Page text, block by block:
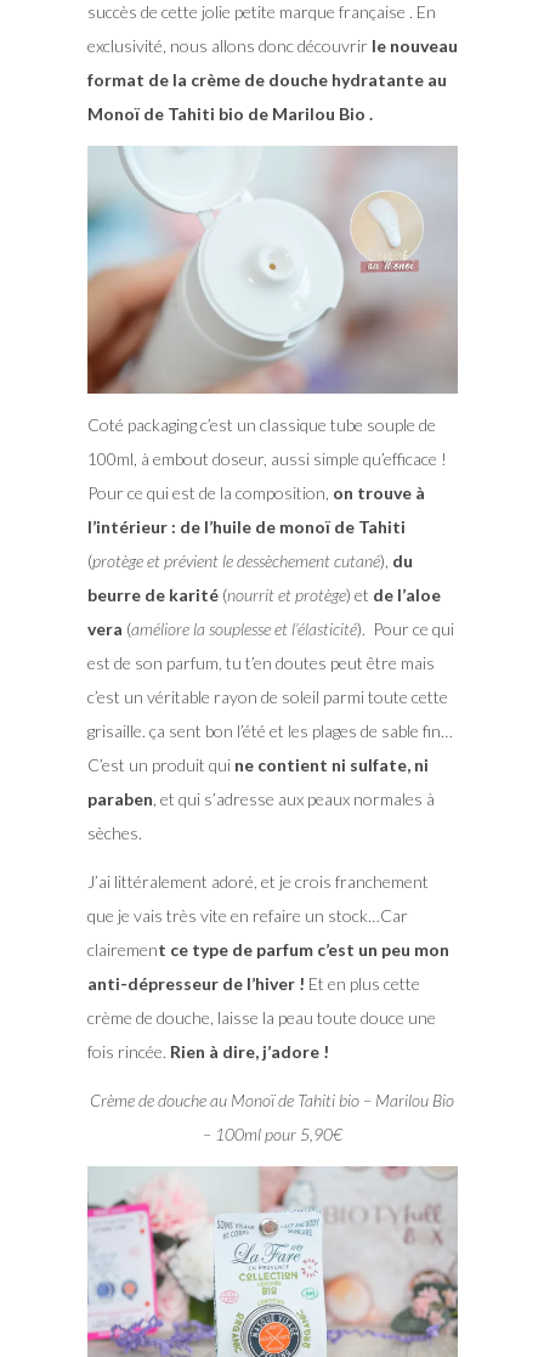
succès de cette jolie petite marque française . En
exclusivité, nous allons donc découvrirle nouveau
format de la crème de douche hydratante au
Monoï de Tahiti bio de Marilou Bio .
Coté packaging c’est un classique tube souple de
100ml, à embout doseur, aussi simple qu’efficace !
Pour ce qui est de la composition, on trouve à
l’intérieur : de l’huile de monoï de Tahiti
(protège et prévient le dessèchement cutané), du
beurre de karité(nourrit et protège) et de l’aloe
vera (améliore la souplesse et l’élasticité). Pour ce qui
est de son parfum, tu t’en doutes peut être mais
c’est un véritable rayon de soleil parmi toute cette
grisaille. ça sent bon l’été et les plages de sable fin…
C’est un produit qui ne contient ni sulfate, ni
paraben , et qui s’adresse aux peaux normales à
sèches.
J’ai littéralement adoré, et je crois franchement
que je vais très vite en refaire un stock…Car
clairement ce type de parfum c’est un peu mon
anti-dépresseur de l’hiver ! Et en plus cette
crème de douche, laisse la peau toute douce une
fois rincée. Rien à dire, j’adore !
Crème de douche au Monoï de Tahiti bio – Marilou Bio
– 100ml pour 5,90€